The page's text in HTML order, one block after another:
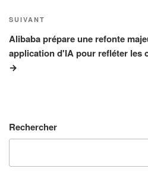
Article
suivant
SUIVANT
Alibaba prépare une refonte
application d'IA pour refléter les
Rechercher